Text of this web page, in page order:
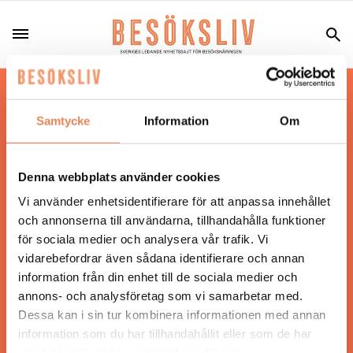
Samtycke Information Om
Denna webbplats använder cookies
Vi använder enhetsidentifierare för att anpassa innehållet
och annonserna till användarna, tillhandahålla funktioner
för sociala medier och analysera vår trafik. Vi
vidarebefordrar även sådana identifierare och annan
information från din enhet till de sociala medier och
annons- och analysföretag som vi samarbetar med.
Dessa kan i sin tur kombinera informationen med annan
information som du har tillhandahållit eller som de har
Hos oss läser du landets mest uppdaterade
nyheter och snackisar inom besöksnäringen.
Besöksliv i sin tryckta form är ett affärsmagasin
Tidningen ges ut avVisita
ANSVARIG UTGIVARE
Jonas Siljhammar
UPPHOVSRÄTT